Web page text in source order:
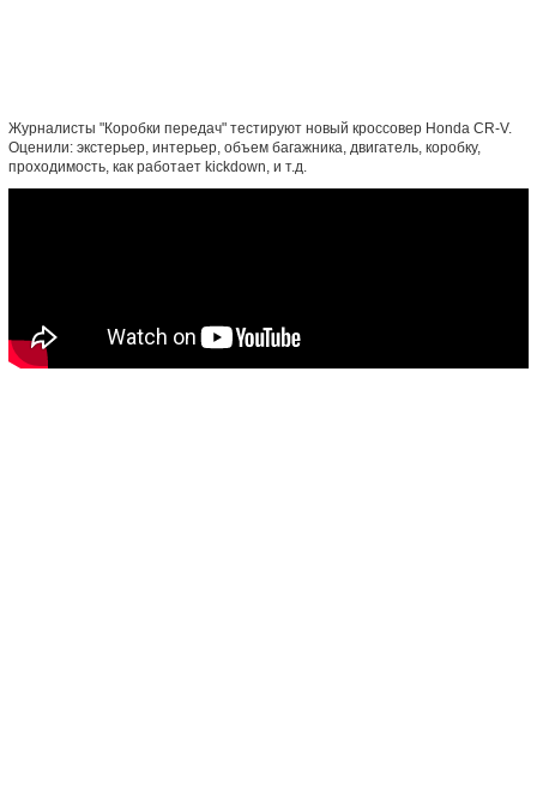
Журналисты "Коробки передач" тестируют новый кроссовер Honda CR-V.
Оценили: экстерьер, интерьер, объем багажника, двигатель, коробку,
проходимость, как работает kickdown, и т.д.